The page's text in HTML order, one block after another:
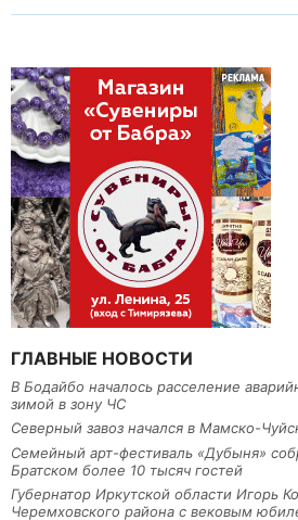
ГЛАВНЫЕ НОВОСТИ
В Бодайбо началось расселение
зимой в зону ЧС
Северный завоз начался в Мамско-
Семейный арт-фестиваль «Дубыня»
Братском более 10 тысяч гостей
Губернатор Иркутской области Игорь
Черемховского района с вековым